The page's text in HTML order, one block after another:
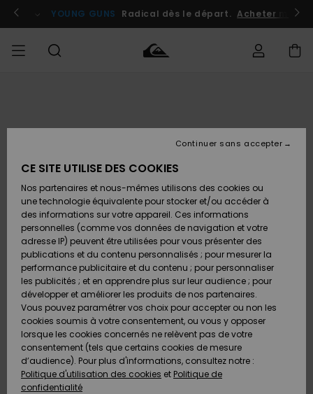
l'information
le
Se connecter / s'inscrire
YOUNG GUNS Radical dès le départ. Acheter
Chaussures
& Tongs
Surf
Snow
Nouveautés
Chaussures
& Tongs
Surf
Snow
Nouveautés
FEMME
A
Découvrir
Snow
SURF
Surf
Shop
Enfant
Highlights
Communauté
SNOW
Snow
Shop
Enfant
Snow
Shop
Femme
A
Découvrir
Communauté
OUTLET
Enfant
Outlet
Femme
AIDE &
CONTACT
Retours
Paiement
Carte
Cadeau
Quiksilver
Freedom
Protection
des
MAGASINS
CE SITE UTILISE DES COOKIES
Nos partenaires et nous-mêmes utilisons des cookies ou
une technologie équivalente pour stocker et/ou accéder à
des informations sur votre appareil. Ces informations
personnelles (comme vos données de navigation et votre
adresse IP) peuvent être utilisées pour vous présenter des
publications et du contenu personnalisés ; pour mesurer la
performance publicitaire et du contenu ; pour personnaliser
les publicités ; et en apprendre plus sur leur audience ; pour
développer et améliorer les produits de nos partenaires.
Vous pouvez paramétrer vos choix pour accepter ou non les
cookies soumis à votre consentement, ou vous y opposer
lorsque les cookies concernés ne relèvent pas de votre
consentement (tels que certains cookies de mesure
d’audience). Pour plus d'informations, consultez notre :
Politique d'utilisation des cookies et Politique de
confidentialité
Continuer sans accepter